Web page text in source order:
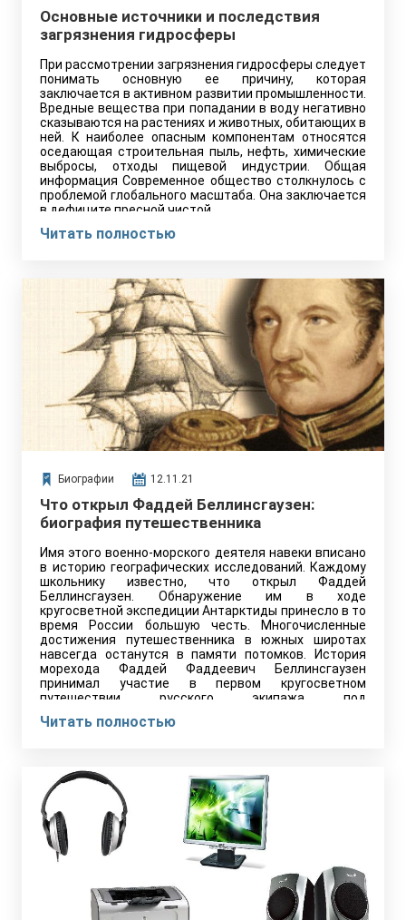
Основные источники и последствия
загрязнения гидросферы
При рассмотрении загрязнения гидросферы следует
понимать основную ее причину, которая
заключается в активном развитии промышленности.
Вредные вещества при попадании в воду негативно
сказываются на растениях и животных, обитающих в
ней. К наиболее опасным компонентам относятся
оседающая строительная пыль, нефть, химические
выбросы, отходы пищевой индустрии. Общая
информация Современное общество столкнулось с
проблемой глобального масштаба. Она заключается
в дефиците пресной чистой…
Читать полностью
Биографии 12.11.21
Что открыл Фаддей Беллинсгаузен:
биография путешественника
Имя этого военно-морского деятеля навеки вписано
в историю географических исследований. Каждому
школьнику известно, что открыл Фаддей
Беллинсгаузен. Обнаружение им в ходе
кругосветной экспедиции Антарктиды принесло в то
время России большую честь. Многочисленные
достижения путешественника в южных широтах
навсегда останутся в памяти потомков. История
морехода Фаддей Фаддеевич Беллинсгаузен
принимал участие в первом кругосветном
путешествии русского экипажа под
Читать полностью